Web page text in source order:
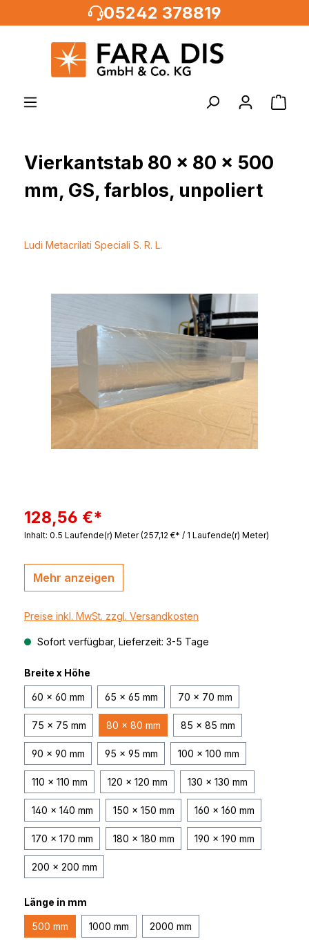
05242 378819
Vierkantstab 80 x 80 x 500
mm, GS, farblos, unpoliert
Ludi Metacrilati Speciali S. R. L.
128,56 €*
Inhalt: 0.5 Laufende(r) Meter(257,12 €* / 1 Laufende(r) Meter)
Mehr anzeigen
Preise inkl. MwSt. zzgl. Versandkosten
Sofort verfügbar, Lieferzeit: 3-5 Tage
Breite x Höhe
60 x 60 mm 65 x 65 mm 70 x 70 mm
75 x 75 mm 80 x 80 mm 85 x 85 mm
90 x 90 mm 95 x 95 mm 100 x 100 mm
110 x 110 mm 120 x 120 mm 130 x 130 mm
140 x 140 mm 150 x 150 mm 160 x 160 mm
170 x 170 mm 180 x 180 mm 190 x 190 mm
200 x 200 mm
Länge in mm
500 mm 1000 mm 2000 mm